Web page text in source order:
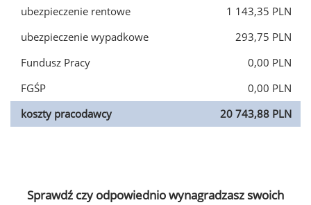
ubezpieczenie rentowe
1 143,35 PLN
ubezpieczenie wypadkowe
293,75 PLN
Fundusz Pracy
0,00 PLN
FGŚP
0,00 PLN
koszty pracodawcy
20 743,88 PLN
Sprawdź czy odpowiednio wynagradzasz swoich